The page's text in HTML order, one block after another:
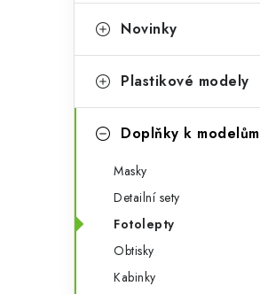
t
r
n
p
o
i
Novinky
Plastikové modely
Doplňky k modelům
Masky
Detailní sety
Fotolepty
Obtisky
Kabinky